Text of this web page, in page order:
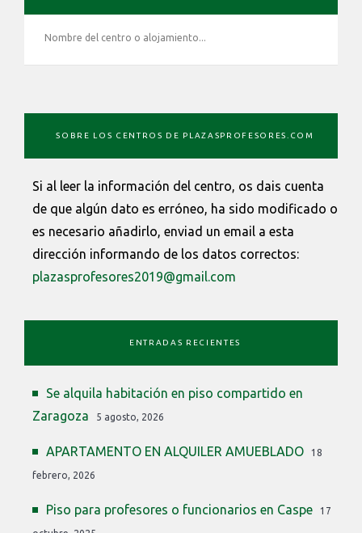
PRIMARIA
SOBRE LOS CENTROS DE PLAZASPROFESORES.COM
Si al leer la información del centro, os dais cuenta
de que algún dato es erróneo, ha sido modificado o
es necesario añadirlo, enviad un email a esta
dirección informando de los datos correctos:
plazasprofesores2019@gmail.com
ENTRADAS RECIENTES
Se alquila habitación en piso compartido en
Zaragoza
5 agosto, 2026
APARTAMENTO EN ALQUILER AMUEBLADO 18
febrero, 2026
Piso para profesores o funcionarios en Caspe 17